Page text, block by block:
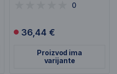
0
36,44 €
Proizvod ima
varijante